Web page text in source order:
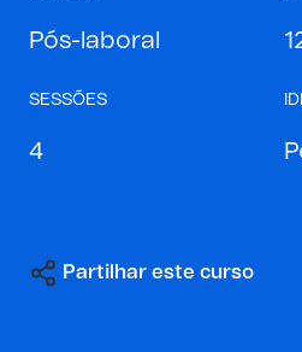
Pós-laboral
SESSÕES
4
Partilhar este curso